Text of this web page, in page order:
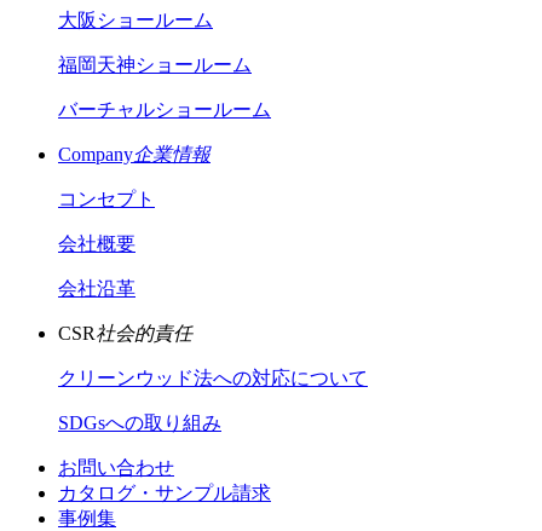
大阪ショールーム
福岡天神ショールーム
バーチャルショールーム
Company企業情報
コンセプト
会社概要
会社沿革
CSR社会的責任
クリーンウッド法への対応について
SDGsへの取り組み
お問い合わせ
カタログ・サンプル請求
事例集